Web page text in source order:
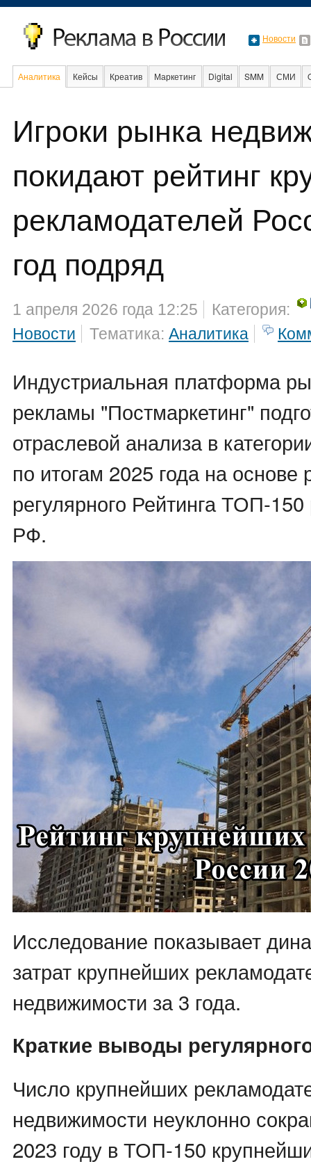
Новости
Аналитика Кейсы Креатив Маркетинг Digital SMM СМИ
Игроки рынка
покидают рейтинг
рекламодателей
год подряд
1 апреля 2026 года 12:25
Категория:
Новости
Тематика: Аналитика
Индустриальная платформа
рекламы "Постмаркетинг"
отраслевой анализа в
по итогам 2025 года на основе
регулярного Рейтинга ТОП-
РФ.
Исследование показывает
затрат крупнейших
недвижимости за 3 года.
Краткие выводы
Число крупнейших
недвижимости неуклонно
2023 году в ТОП-150